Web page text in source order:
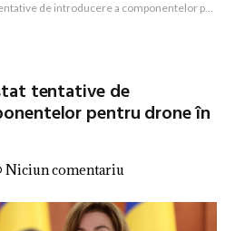
introducere a componentelor pentru drone în Transnistria
tentative de
pentru drone în
Niciun comentariu